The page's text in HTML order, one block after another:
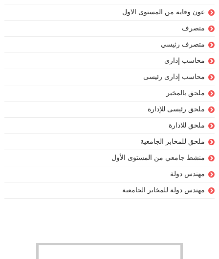
عون وقاية من المستوى الاول
متصرف
متصرف رئيسي
محاسب إدارى
محاسب إدارى رئيسى
ملحق بالمخبر
ملحق رئيسى للإدارة
ملحق للادارة
ملحق للمخابر الجامعية
منشط جامعي من المستوى الأول
مهندس دولة
مهندس دولة للمخابر الجامعية